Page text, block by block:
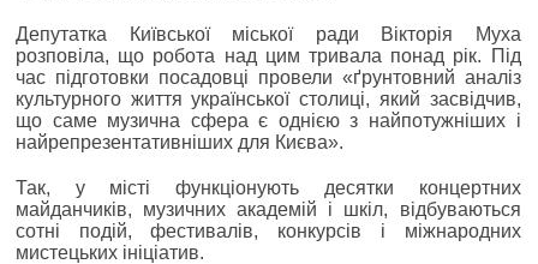
Депутатка Київської міської ради Вікторія Муха
розповіла, що робота над цим тривала понад рік. Під
час підготовки посадовці провели «ґрунтовний аналіз
культурного життя української столиці, який засвідчив,
що саме музична сфера є однією з найпотужніших і
найрепрезентативніших для Києва».
Так, у місті функціонують десятки концертних
майданчиків, музичних академій і шкіл, відбуваються
сотні подій, фестивалів, конкурсів і міжнародних
мистецьких ініціатив.